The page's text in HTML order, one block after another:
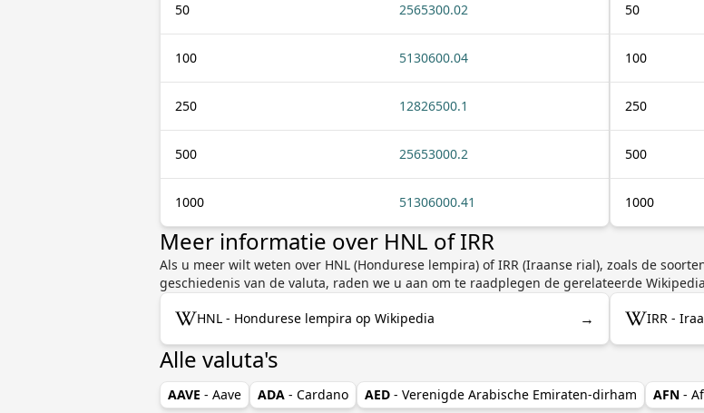
50 2565300.02
100 5130600.04
250 12826500.1
500 25653000.2
1000 51306000.41
50
100
250
500
1000
Meer informatie over HNL of IRR
Als u meer wilt weten over HNL (Hondurese lempira) of IRR (Iraanse rial), zoals de
geschiedenis van de valuta, raden we u aan om te raadplegen de gerelateerde
HNL - Hondurese lempira op Wikipedia → IRR -
Alle valuta's
AAVE - Aave ADA - Cardano AED - Verenigde Arabische Emiraten-dirham AFN -